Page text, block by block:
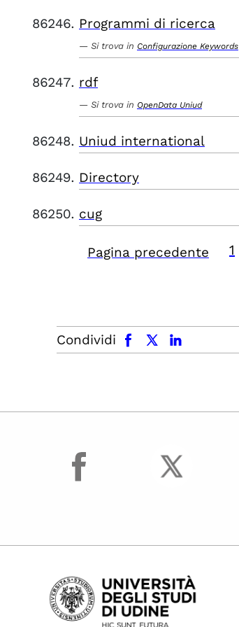
Programmi di ricerca
Si trova in Configurazione Keywords
rdf
Si trova in OpenData Uniud
Uniud international
Directory
cug
Pagina precedente 1
Condividi
facebook x.com linkedin
facebook